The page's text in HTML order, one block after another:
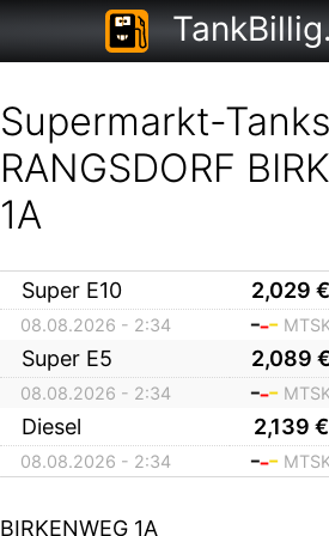
Supermarkt-
RANGSDORF
1A
Super E10 2,029 €
08.08.2026 - 2:34
Super E5 2,089 €
08.08.2026 - 2:34
Diesel 2,139 €
08.08.2026 - 2:34
BIRKENWEG 1A